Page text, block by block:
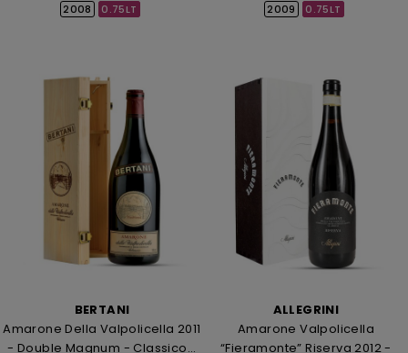
2008 0.75LT 2009 0.75LT
BERTANI
Amarone Della Valpolicella 2011
- Double Magnum - Classico...
ALLEGRINI
Amarone Valpolicella
“Fieramonte” Riserva 2012 -